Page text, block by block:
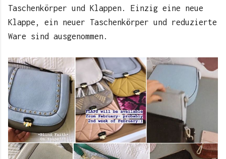
Taschenkörper und Klappen. Einzig eine neue
Klappe, ein neuer Taschenkörper und reduzierte
Ware sind ausgenommen.